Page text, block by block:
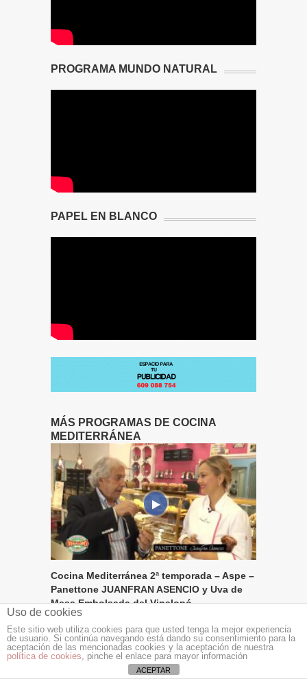
PROGRAMA MUNDO NATURAL
PAPEL EN BLANCO
MÁS PROGRAMAS DE COCINA
MEDITERRÁNEA
Cocina Mediterránea 2ª temporada – Aspe –
Panettone JUANFRAN ASENCIO y Uva de
Mesa Embolsada del Vinalopó
Uso de cookies
Este sitio web utiliza cookies para que usted tenga la mejor experiencia
de usuario. Si continúa navegando está dando su consentimiento para la
aceptación de las mencionadas cookies y la aceptación de nuestra
política de cookies, pinche el enlace para mayor información
ACEPTAR